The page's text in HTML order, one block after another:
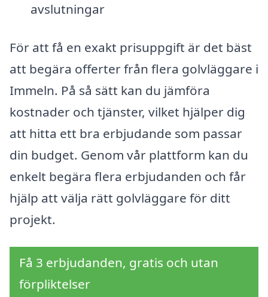
avslutningar
För att få en exakt prisuppgift är det bäst
att begära offerter från flera golvläggare i
Immeln. På så sätt kan du jämföra
kostnader och tjänster, vilket hjälper dig
att hitta ett bra erbjudande som passar
din budget. Genom vår plattform kan du
enkelt begära flera erbjudanden och får
hjälp att välja rätt golvläggare för ditt
projekt.
Få 3 erbjudanden, gratis och utan
förpliktelser